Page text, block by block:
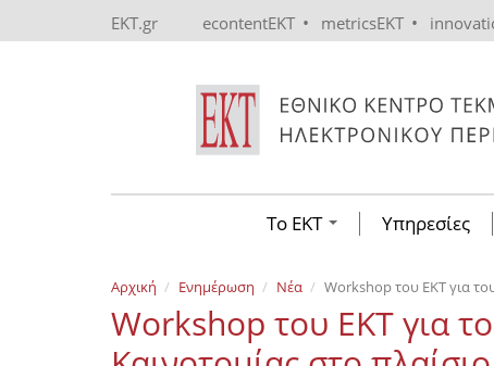
EKT.gr econtentEKT • metricsEKT •
Το ΕΚΤ Υπηρεσίες
Αρχική Ενημέρωση Νέα Workshop του ΕΚΤ για
Workshop του ΕΚΤ για